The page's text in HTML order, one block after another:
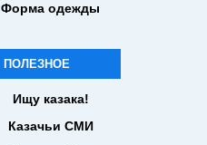
Форма одежды
ПОЛЕЗНОЕ
Ищу казака!
Казачьи СМИ